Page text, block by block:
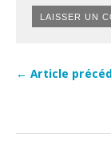
← Article